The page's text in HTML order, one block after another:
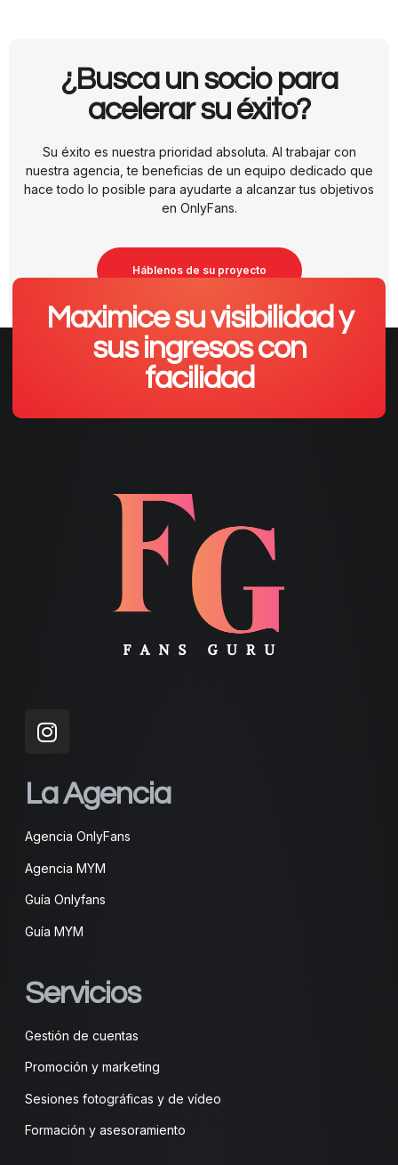
¿Busca un socio para
acelerar su éxito?
Su éxito es nuestra prioridad absoluta. Al trabajar con
nuestra agencia, te beneficias de un equipo dedicado que
hace todo lo posible para ayudarte a alcanzar tus objetivos
en OnlyFans.
Háblenos de su proyecto
Maximice su visibilidad y
sus ingresos con
facilidad
La Agencia
Agencia OnlyFans
Agencia MYM
Guía Onlyfans
Guía MYM
Servicios
Gestión de cuentas
Promoción y marketing
Sesiones fotográficas y de vídeo
Formación y asesoramiento